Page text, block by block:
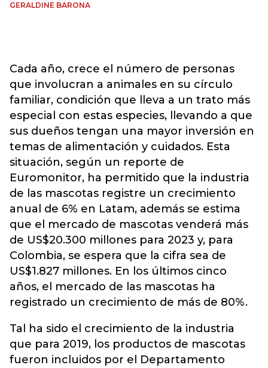
GERALDINE BARONA
Cada año, crece el número de personas
que involucran a animales en su círculo
familiar, condición que lleva a un trato más
especial con estas especies, llevando a que
sus dueños tengan una mayor inversión en
temas de alimentación y cuidados. Esta
situación, según un reporte de
Euromonitor, ha permitido que la industria
de las mascotas registre un crecimiento
anual de 6% en Latam, además se estima
que el mercado de mascotas venderá más
de US$20.300 millones para 2023 y, para
Colombia, se espera que la cifra sea de
US$1.827 millones. En los últimos cinco
años, el mercado de las mascotas ha
registrado un crecimiento de más de 80%.
Tal ha sido el crecimiento de la industria
que para 2019, los productos de mascotas
fueron incluidos por el Departamento